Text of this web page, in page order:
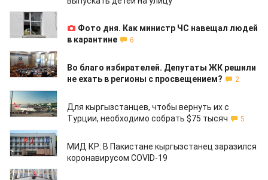
23.03.2020
Фото дня. Как министр ЧС навещал людей
в карантине
6
23.03.2020
Во благо избирателей. Депутаты ЖК решили
не ехать в регионы с просвещением?
2
23.03.2020
Для кыргызстанцев, чтобы вернуть их с
Турции, необходимо собрать $75 тысяч
5
23.03.2020
МИД КР: В Пакистане кыргызстанец заразился
коронавирусом COVID-19
23.03.2020